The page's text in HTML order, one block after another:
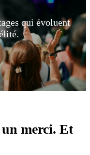
qui évoluent
merci. Et